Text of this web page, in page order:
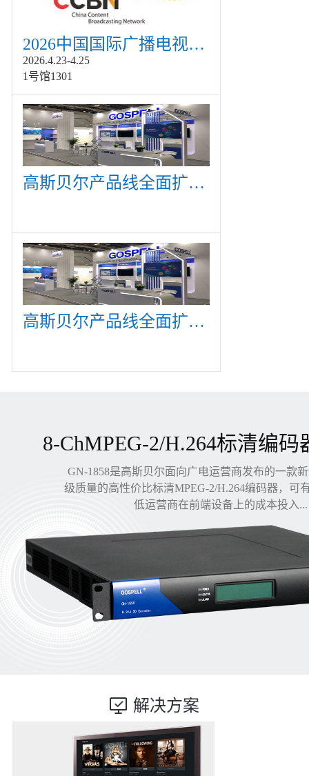
2026中国国际广播电视信息网络展览会展
2026.4.23-4.25
1号馆1301
高斯贝尔产品线全面扩展，众多新产品亮相CommunicAsia 2019
高斯贝尔产品线全面扩展，众多新产品亮相CommunicAsia 2019
8-ChMPEG-2/H.264标清编码
GN-1858是高斯贝尔面向广电运营商发布的一款
级质量的高性价比标清MPEG-2/H.264编码器，可
低运营商在前端设备上的成本投入...
解决方案